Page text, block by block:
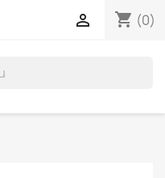
shopping_cart (0)
